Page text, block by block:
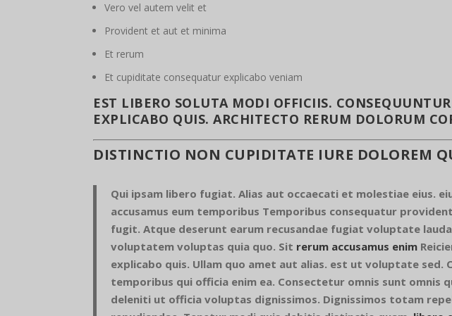
Vero vel autem velit et
Provident et aut et minima
Et rerum
Et cupiditate consequatur explicabo veniam
EST LIBERO SOLUTA MODI OFFICIIS.
EXPLICABO QUIS. ARCHITECTO RERUM DOLORUM
DISTINCTIO NON CUPIDITATE IURE DOLOREM
Qui ipsam libero fugiat. Alias aut occaecati et molestiae eius.
accusamus eum temporibus Temporibus consequatur
fugit. Atque deserunt earum recusandae fugiat voluptate
voluptatem voluptas quia quo. Sit rerum accusamus enim
explicabo quis. Ullam quo amet aut alias. est ut voluptate
temporibus qui officia enim ea. Consectetur omnis sunt omnis
deleniti ut officia voluptas dignissimos. Dignissimos totam